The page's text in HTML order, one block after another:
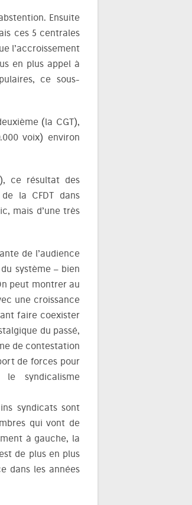
Ensuite
ces 5 centrales
l’accroissement
en plus appel à
ce sous-
(la CGT),
voix) environ
ce résultat des
la CFDT dans
mais d’une très
de l’audience
système – bien
peut montrer au
une croissance
faire coexister
du passé,
de contestation
de forces pour
syndicalisme
syndicats sont
qui vont de
à gauche, la
de plus en plus
dans les années